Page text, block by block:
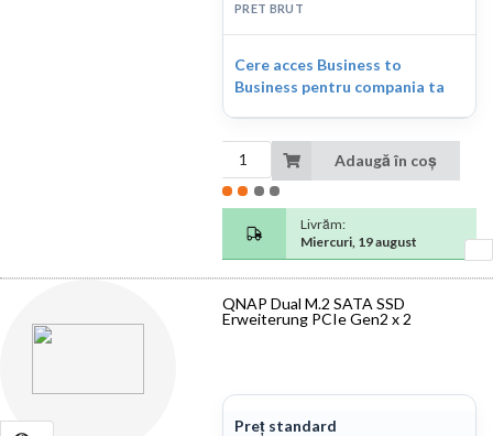
PRET BRUT
Cere acces Business to
Business pentru compania ta
Adaugă în coș
Livrăm:
Miercuri, 19 august
QNAP Dual M.2 SATA SSD
Erweiterung PCIe Gen2 x 2
Preț standard